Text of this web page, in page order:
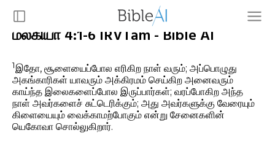
மல்கியா 4:1-6 IRVTam - Bible AI
1இதோ, சூளையைப்போல எரிகிற நாள் வரும்; அப்பொழுது
அகங்காரிகள் யாவரும் அக்கிரமம் செய்கிற அனைவரும்
காய்ந்த இலைகளைப்போல இருப்பார்கள்; வரப்போகிற அந்த
நாள் அவர்களைச் சுட்டெரிக்கும்; அது அவர்களுக்கு வேரையும்
கிளையையும் வைக்காமற்போகும் என்று சேனைகளின்
யெகோவா சொல்லுகிறார்.